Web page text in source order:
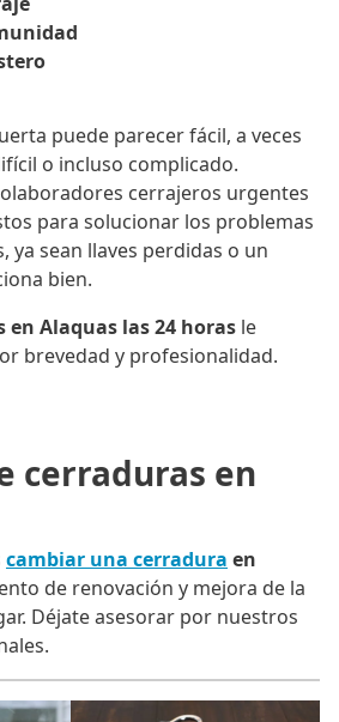
puede parecer fácil, a veces
o incluso complicado.
cerrajeros urgentes
para solucionar los problemas
ya sean llaves perdidas o un
bien.
en Alaquas las 24 horas le
brevedad y profesionalidad.
cerraduras en
cambiar una cerradura en
de renovación y mejora de la
Déjate asesorar por nuestros